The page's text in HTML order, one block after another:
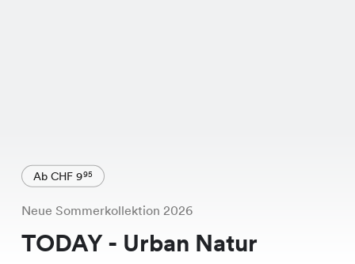
Ab CHF 995
Neue Sommerkollektion 2026
TODAY - Urban Natur